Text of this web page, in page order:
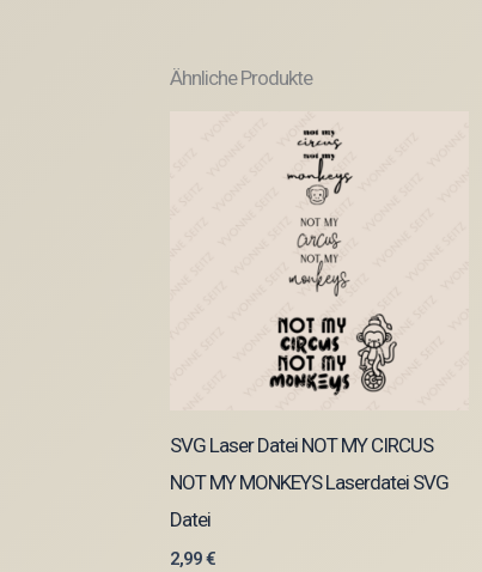
Ähnliche Produkte
SVG Laser Datei NOT MY CIRCUS
NOT MY MONKEYS Laserdatei SVG
Datei
2,99€